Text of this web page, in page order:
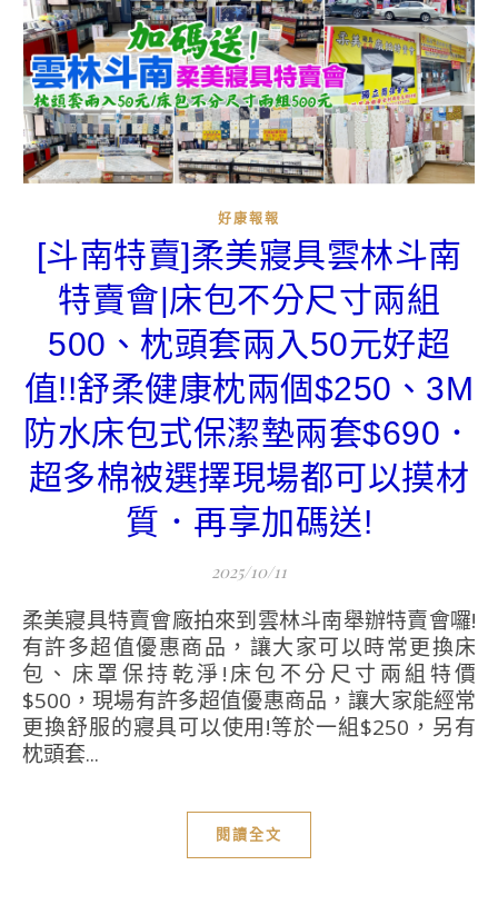
好康報報
[斗南特賣]柔美寢具雲林斗南
特賣會|床包不分尺寸兩組
500、枕頭套兩入50元好超
值!!舒柔健康枕兩個$250、3M
防水床包式保潔墊兩套$690．
超多棉被選擇現場都可以摸材
質．再享加碼送!
2025/10/11
柔美寢具特賣會廠拍來到雲林斗南舉辦特賣會囉!
有許多超值優惠商品，讓大家可以時常更換床
包、床罩保持乾淨!床包不分尺寸兩組特價
$500，現場有許多超值優惠商品，讓大家能經常
更換舒服的寢具可以使用!等於一組$250，另有
枕頭套...
閱讀全文